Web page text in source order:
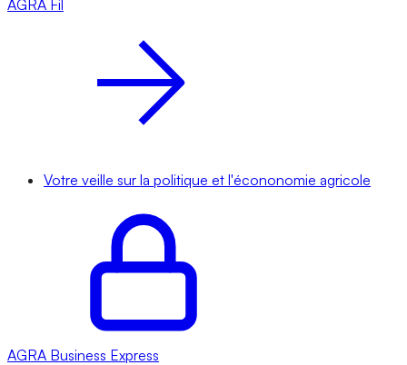
AGRA Fil
Votre veille sur la politique et l'écononomie agricole
AGRA Business Express